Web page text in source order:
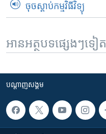
ចុចស្តាប់កម្មវិធីវិទ្យុ
អានអត្ថបទផ្សេងៗទៀត
បណ្តាញ​សង្គម